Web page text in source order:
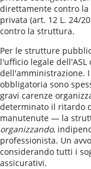
direttamente contro
privata (art. 12 L. 24/
contro la struttura.
Per le strutture
l'ufficio legale dell'ASL
dell'amministrazione.
obbligatoria sono
gravi carenze
determinato il ritardo
manutenute — la
organizzando,
professionista. Un
considerando tutti i
assicurativi.